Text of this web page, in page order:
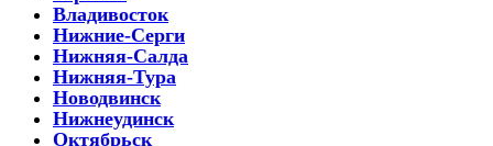
Владивосток
Нижние-Серги
Нижняя-Салда
Нижняя-Тура
Новодвинск
Нижнеудинск
Октябрьск